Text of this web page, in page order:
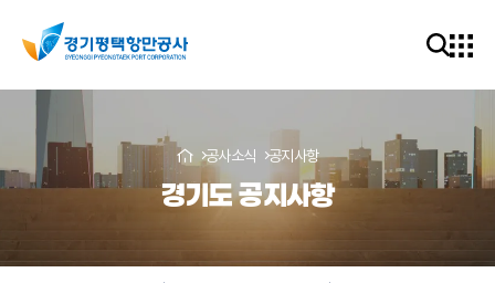
공사소식 공지사항
경기도 공지사항